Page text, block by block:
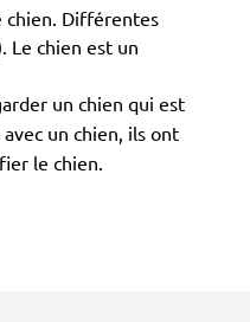
chien. Différentes
Le chien est un
un chien qui est
un chien, ils ont
le chien.